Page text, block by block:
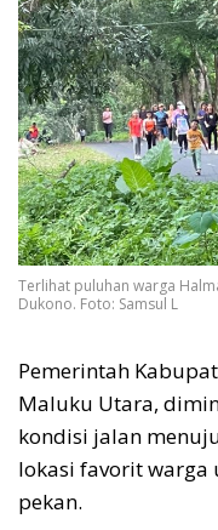
Terlihat puluhan warga
Dukono. Foto: Samsul L
Pemerintah
Maluku Utara,
kondisi jalan
lokasi favorit
pekan.